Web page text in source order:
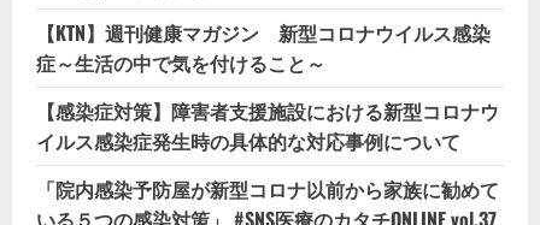
【KTN】週刊健康マガジン 新型コロナウイルス感染
症～生活の中で気を付けること～
【感染症対策】障害者支援施設における新型コロナウ
イルス感染症発生時の具体的な対応事例について
「院内感染予防屋が新型コロナ以前から家族に勧めて
いる５つの感染対策」 #SNS医療のカタチONLINE vol.37